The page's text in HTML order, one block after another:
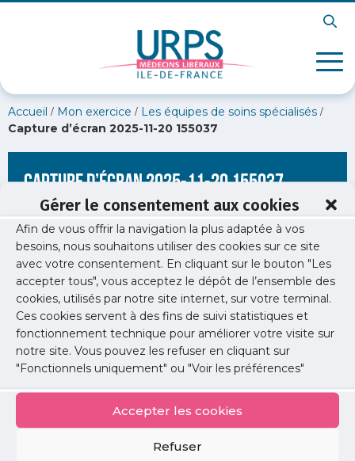
Gérer le consentement aux cookies
Afin de vous offrir la navigation la plus adaptée à vos
besoins, nous souhaitons utiliser des cookies sur ce site
avec votre consentement. En cliquant sur le bouton "Les
accepter tous", vous acceptez le dépôt de l’ensemble des
cookies, utilisés par notre site internet, sur votre terminal.
Ces cookies servent à des fins de suivi statistiques et
fonctionnement technique pour améliorer votre visite sur
notre site. Vous pouvez les refuser en cliquant sur
"Fonctionnels uniquement" ou "Voir les préférences"
Accepter les cookies
Refuser
Accueil / Mon exercice / Les équipes de soins spécialisés /
Capture d’écran 2025-11-20 155037
Capture d’écran 2025-11-20 155037